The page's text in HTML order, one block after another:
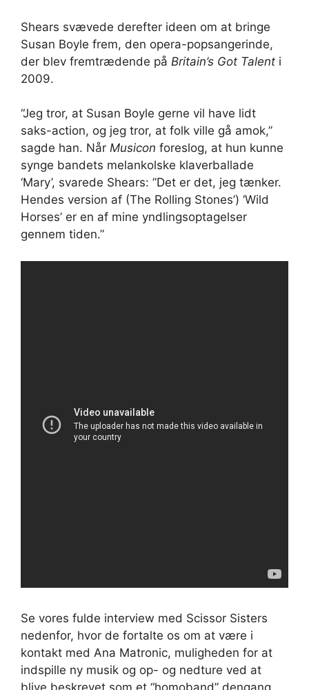
Shears svævede derefter ideen om at bringe
Susan Boyle frem, den opera-popsangerinde,
der blev fremtrædende på Britain’s Got Talent i
2009.
“Jeg tror, ​​at Susan Boyle gerne vil have lidt
saks-action, og jeg tror, ​​at folk ville gå amok,”
sagde han. Når Musicon foreslog, at hun kunne
synge bandets melankolske klaverballade
‘Mary’, svarede Shears: ”Det er det, jeg tænker.
Hendes version af (The Rolling Stones’) ‘Wild
Horses’ er en af ​​mine yndlingsoptagelser
gennem tiden.”
Se vores fulde interview med Scissor Sisters
nedenfor, hvor de fortalte os om at være i
kontakt med Ana Matronic, muligheden for at
indspille ny musik og op- og nedture ved at